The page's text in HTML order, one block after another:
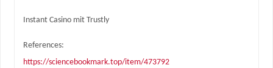
Instant Casino mit Trustly
References:
https://sciencebookmark.top/item/473792